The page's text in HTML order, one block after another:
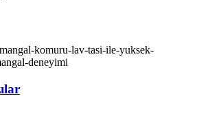
komuru-lav-tasi-ile-yuksek-
deneyimi